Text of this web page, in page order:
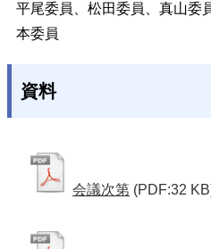
平尾委員、松田委員、真山委
本委員
資料
会議次第 (PDF:32